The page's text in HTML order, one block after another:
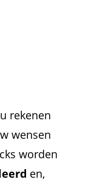
rekenen
wensen
worden
en,